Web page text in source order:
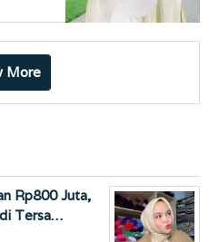
More
Rp800 Juta,
Tersa…